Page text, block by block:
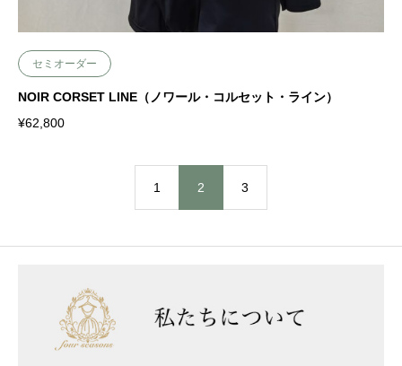
セミオーダー
NOIR CORSET LINE（ノワール・コルセット・ライン）
¥62,800
1 2 3